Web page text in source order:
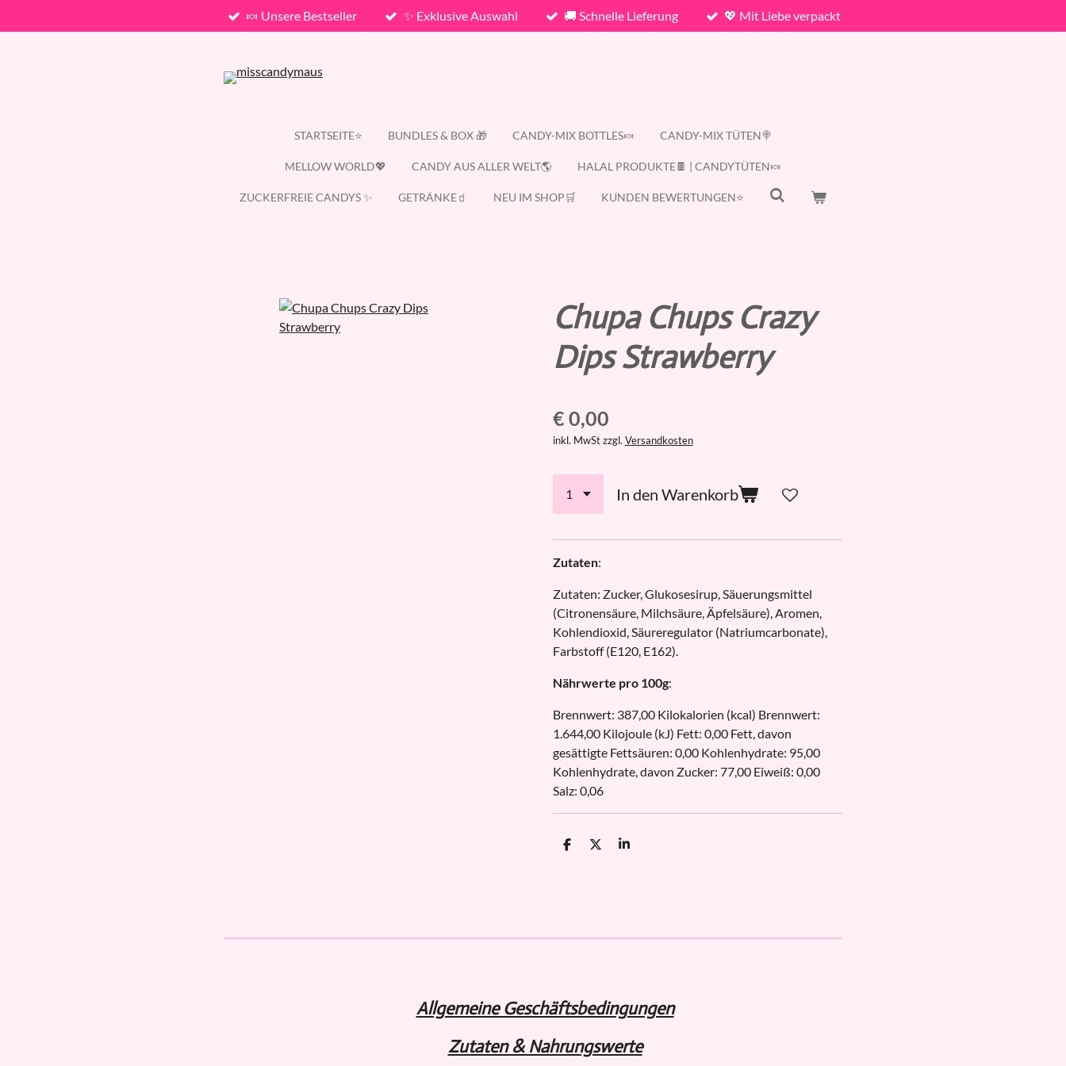
Hauptinhalt
🍬 Unsere Bestseller ✨ Exklusive Auswahl 🚚 Schnelle Lieferung 💖 Mit Liebe verpackt
STARTSEITE⭐ BUNDLES & BOX 🎁 CANDY-MIX BOTTLES🍬 CANDY-MIX TÜTEN🍭
MELLOW WORLD💖 CANDY AUS ALLER WELT🌎 HALAL PRODUKTE🍫 | CANDYTÜTEN🍬
ZUCKERFREIE CANDYS ✨ GETRÄNKE🧃 NEU IM SHOP🛒 KUNDEN BEWERTUNGEN⭐️
Chupa Chups Crazy
Dips Strawberry
€ 0,00
inkl. MwSt zzgl. Versandkosten
In den Warenkorb
Zutaten:
Zutaten: Zucker, Glukosesirup, Säuerungsmittel
(Citronensäure, Milchsäure, Äpfelsäure), Aromen,
Kohlendioxid, Säureregulator (Natriumcarbonate),
Farbstoff (E120, E162).
Nährwerte pro 100g:
Brennwert: 387,00 Kilokalorien (kcal) Brennwert:
1.644,00 Kilojoule (kJ) Fett: 0,00 Fett, davon
gesättigte Fettsäuren: 0,00 Kohlenhydrate: 95,00
Kohlenhydrate, davon Zucker: 77,00 Eiweiß: 0,00
Salz: 0,06
T
T
T
Allgemeine Geschäftsbedingungen
Zutaten & Nahrungswerte